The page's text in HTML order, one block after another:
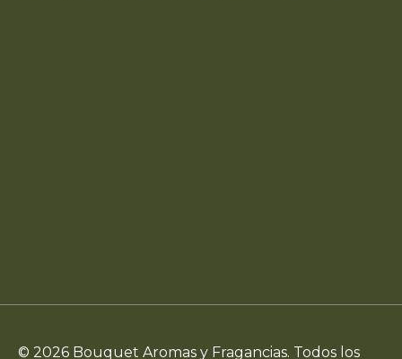
© 2026 Bouquet Aromas y Fragancias. Todos los